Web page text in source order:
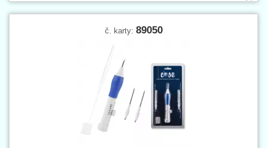
č. karty: 89050